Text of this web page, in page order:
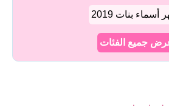
أسماء بنات 2019
جميع الفئات